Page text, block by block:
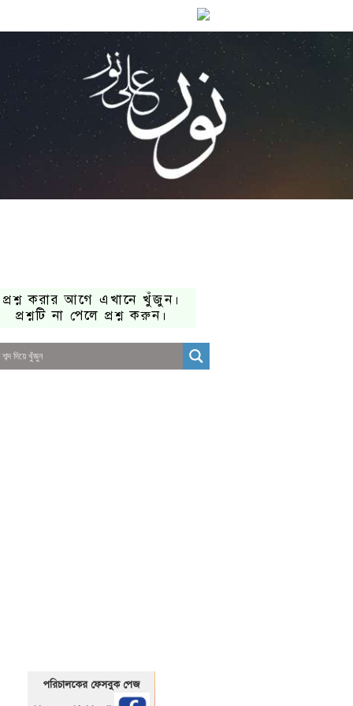
প্রশ্ন করার আগে এখানে খুঁজুন।
প্রশ্নটি না পেলে প্রশ্ন করুন।
পরিচালকের ফেসবুক পেজ